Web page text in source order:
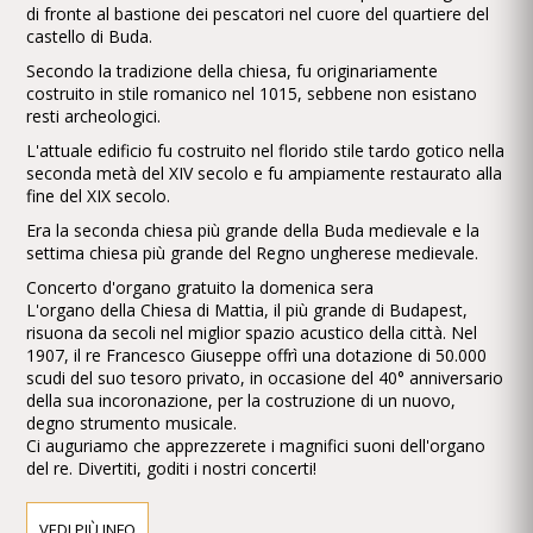
di fronte al bastione dei pescatori nel cuore del quartiere del
castello di Buda.
Secondo la tradizione della chiesa, fu originariamente
costruito in stile romanico nel 1015, sebbene non esistano
resti archeologici.
L'attuale edificio fu costruito nel florido stile tardo gotico nella
seconda metà del XIV secolo e fu ampiamente restaurato alla
fine del XIX secolo.
Era la seconda chiesa più grande della Buda medievale e la
settima chiesa più grande del Regno ungherese medievale.
Concerto d'organo gratuito la domenica sera
L'organo della Chiesa di Mattia, il più grande di Budapest,
risuona da secoli nel miglior spazio acustico della città. Nel
1907, il re Francesco Giuseppe offrì una dotazione di 50.000
scudi del suo tesoro privato, in occasione del 40° anniversario
della sua incoronazione, per la costruzione di un nuovo,
degno strumento musicale.
Ci auguriamo che apprezzerete i magnifici suoni dell'organo
del re. Divertiti, goditi i nostri concerti!
Concerti d'organo gratuiti nella chiesa di Mattia la domenica
sera!